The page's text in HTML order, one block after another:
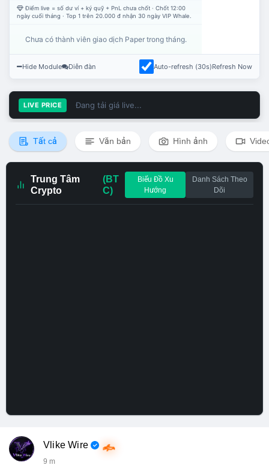
Điểm live = số dư ví + ký quỹ + PnL chưa chốt · Chốt 12:00
ngày cuối tháng · Top 1 trên 20.000 đ nhận 30 ngày VIP Whale.
Chưa có thành viên giao dịch Paper trong tháng.
Hide Module Diễn đàn Auto-refresh (30s)Refresh Now
LIVE PRICE Đang tải giá live...
Tất cả Văn bản Hình ảnh
Trung Tâm
Crypto
(BT
C)
Biểu Đồ Xu
Hướng
Danh Sách Theo
Dõi
Vlike Wire
9 m